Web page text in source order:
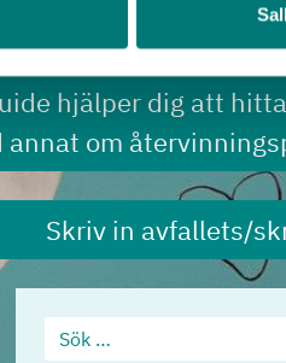
hjälper dig att
annat om
Skriv in avfallets/
Sök …